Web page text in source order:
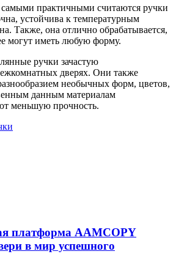
практичными считаются ручки
устойчива к температурным
Также, она отлично обрабатывается,
могут иметь любую форму.
ручки зачастую
дверях. Они также
необычных форм, цветов,
данным материалам
меньшую прочность.
платформа AAMCOPY
в мир успешного